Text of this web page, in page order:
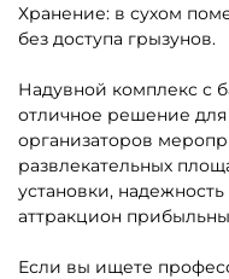
Хранение: в сухом
без доступа грызунов.
Надувной комплекс с
отличное решение
организаторов
развлекательных
установки,
аттракцион
Если вы ищете